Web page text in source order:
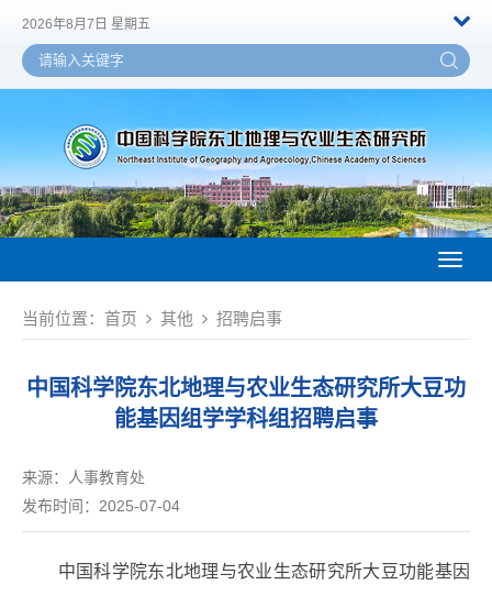
2026年8月7日 星期五
当前位置： 首页 其他 招聘启事
中国科学院东北地理与农业生态研究所大豆功
能基因组学学科组招聘启事
来源：
人事教育处
发布时间：2025-07-04
中国科学院东北地理与农业生态研究所大豆功能基因